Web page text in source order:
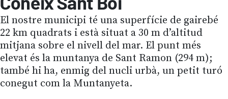
Coneix Sant Boi
El nostre municipi té una superfície de gairebé
22 km quadrats i està situat a 30 m d’altitud
mitjana sobre el nivell del mar. El punt més
elevat és la muntanya de Sant Ramon (294 m);
també hi ha, enmig del nucli urbà, un petit turó
conegut com la Muntanyeta.